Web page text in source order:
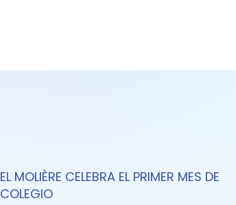
EL MOLIÈRE CELEBRA EL PRIMER MES DE
COLEGIO